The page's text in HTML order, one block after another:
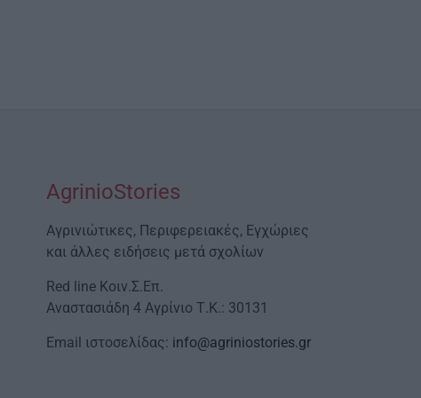
AgrinioStories
Αγρινιώτικες, Περιφερειακές, Εγχώριες
και άλλες ειδήσεις μετά σχολίων
Red line Κοιν.Σ.Επ.
Αναστασιάδη 4 Αγρίνιο Τ.Κ.: 30131
Email ιστοσελίδας: info@agriniostories.gr